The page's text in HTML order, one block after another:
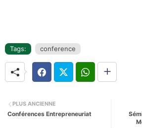
Tags: conference
PLUS ANCIENNE
Conférences Entrepreneuriat